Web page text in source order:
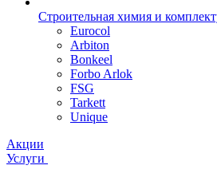
Строительная химия и
Eurocol
Arbiton
Bonkeel
Forbo Arlok
FSG
Tarkett
Unique
Акции
Услуги